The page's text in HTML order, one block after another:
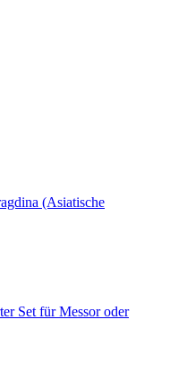
(Asiatische
Set für Messor oder